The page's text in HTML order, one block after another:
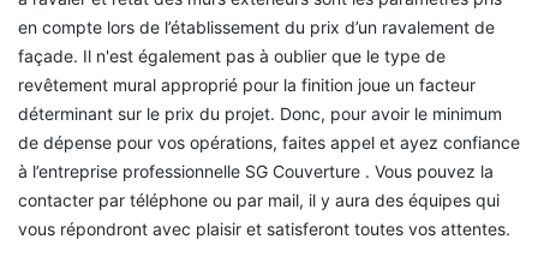
en compte lors de l’établissement du prix d’un ravalement de
façade. Il n'est également pas à oublier que le type de
revêtement mural approprié pour la finition joue un facteur
déterminant sur le prix du projet. Donc, pour avoir le minimum
de dépense pour vos opérations, faites appel et ayez confiance
à l’entreprise professionnelle SG Couverture . Vous pouvez la
contacter par téléphone ou par mail, il y aura des équipes qui
vous répondront avec plaisir et satisferont toutes vos attentes.